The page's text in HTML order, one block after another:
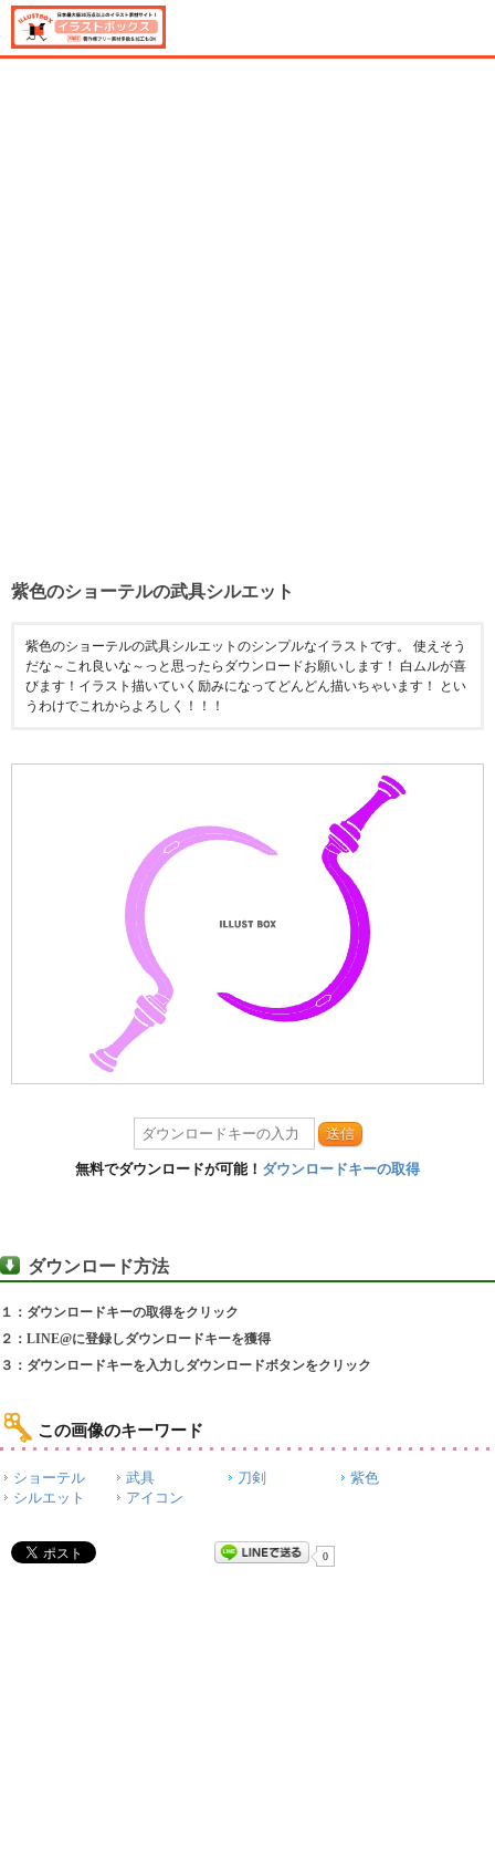
紫色のショーテルの武具シルエット
紫色のショーテルの武具シルエットのシンプルなイラストです。 使えそう
だな～これ良いな～っと思ったらダウンロードお願いします！ 白ムルが喜
びます！イラスト描いていく励みになってどんどん描いちゃいます！ とい
うわけでこれからよろしく！！！
送信
無料でダウンロードが可能！ ダウンロードキーの取得
ダウンロード方法
１：ダウンロードキーの取得をクリック
２：LINE@に登録しダウンロードキーを獲得
３：ダウンロードキーを入力しダウンロードボタンをクリック
この画像のキーワード
ショーテル 武具 刀剣
紫色
シルエット
アイコン
0